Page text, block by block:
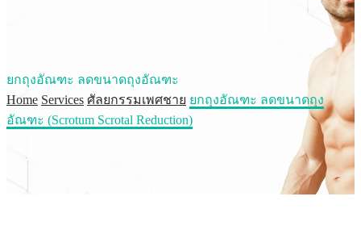
ยกถุงอัณฑะ ลดขนาดถุงอัณฑะ
Home Services ศัลยกรรมเพศชาย ยกถุงอัณฑะ ลดขนาดถุง
อัณฑะ (Scrotum Scrotal Reduction)